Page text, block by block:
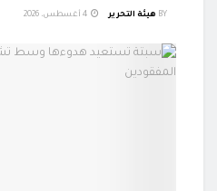
BY هيئة التحرير